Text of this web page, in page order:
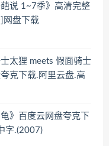
说 1~7季》高清完整
网盘下载
太狸 meets 假面骑士
克下载.阿里云盘.高
》百度云网盘夸克下
字.(2007)